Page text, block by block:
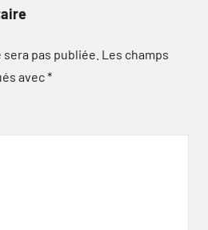
pas publiée. Les champs
avec*